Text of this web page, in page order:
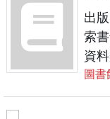
出
索
資
圖書